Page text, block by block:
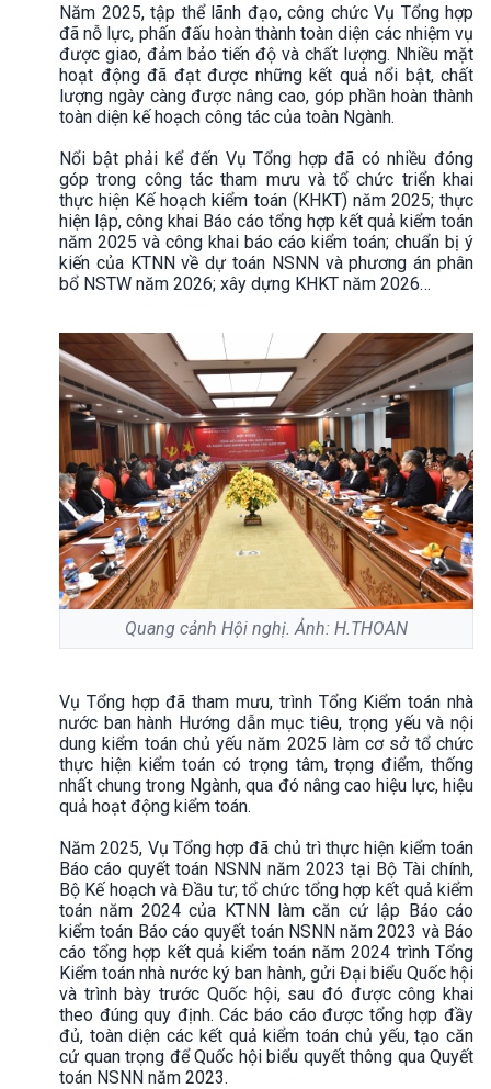
Năm 2025, tập thể lãnh đạo, công chức Vụ Tổng hợp
đã nỗ lực, phấn đấu hoàn thành toàn diện các nhiệm vụ
được giao, đảm bảo tiến độ và chất lượng. Nhiều mặt
hoạt động đã đạt được những kết quả nổi bật, chất
lượng ngày càng được nâng cao, góp phần hoàn thành
toàn diện kế hoạch công tác của toàn Ngành.
Nổi bật phải kể đến Vụ Tổng hợp đã có nhiều đóng
góp trong công tác tham mưu và tổ chức triển khai
thực hiện Kế hoạch kiểm toán (KHKT) năm 2025; thực
hiện lập, công khai Báo cáo tổng hợp kết quả kiểm toán
năm 2025 và công khai báo cáo kiểm toán; chuẩn bị ý
kiến của KTNN về dự toán NSNN và phương án phân
bổ NSTW năm 2026; xây dựng KHKT năm 2026…
Quang cảnh Hội nghị. Ảnh: H.THOAN
Vụ Tổng hợp đã tham mưu, trình Tổng Kiểm toán nhà
nước ban hành Hướng dẫn mục tiêu, trọng yếu và nội
dung kiểm toán chủ yếu năm 2025 làm cơ sở tổ chức
thực hiện kiểm toán có trọng tâm, trọng điểm, thống
nhất chung trong Ngành, qua đó nâng cao hiệu lực, hiệu
quả hoạt động kiểm toán.
Năm 2025, Vụ Tổng hợp đã chủ trì thực hiện kiểm toán
Báo cáo quyết toán NSNN năm 2023 tại Bộ Tài chính,
Bộ Kế hoạch và Đầu tư; tổ chức tổng hợp kết quả kiểm
toán năm 2024 của KTNN làm căn cứ lập Báo cáo
kiểm toán Báo cáo quyết toán NSNN năm 2023 và Báo
cáo tổng hợp kết quả kiểm toán năm 2024 trình Tổng
Kiểm toán nhà nước ký ban hành, gửi Đại biểu Quốc hội
và trình bày trước Quốc hội, sau đó được công khai
theo đúng quy định. Các báo cáo được tổng hợp đầy
đủ, toàn diện các kết quả kiểm toán chủ yếu, tạo căn
cứ quan trọng để Quốc hội biểu quyết thông qua Quyết
toán NSNN năm 2023.